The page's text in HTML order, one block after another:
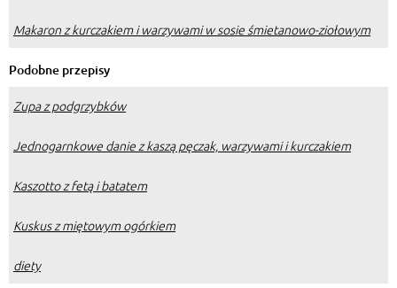
Makaron z kurczakiem i warzywami w sosie śmietanowo-ziołowym
Podobne przepisy
Zupa z podgrzybków
Jednogarnkowe danie z kaszą pęczak, warzywami i kurczakiem
Kaszotto z fetą i batatem
Kuskus z miętowym ogórkiem
diety